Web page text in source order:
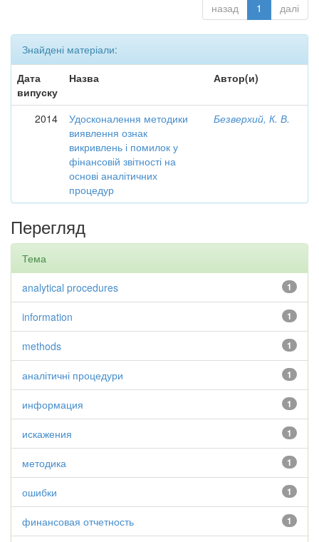
назад 1 далі
Знайдені матеріали:
Дата
випуску
Назва Автор(и)
2014
Удосконалення методики
виявлення ознак
викривлень і помилок у
фінансовій звітності на
основі аналітичних
процедур
Безверхий, К. В.
Перегляд
Тема
1
analytical procedures
1
information
1
methods
1
аналітичні процедури
1
информация
1
искажения
1
методика
1
ошибки
1
финансовая отчетность